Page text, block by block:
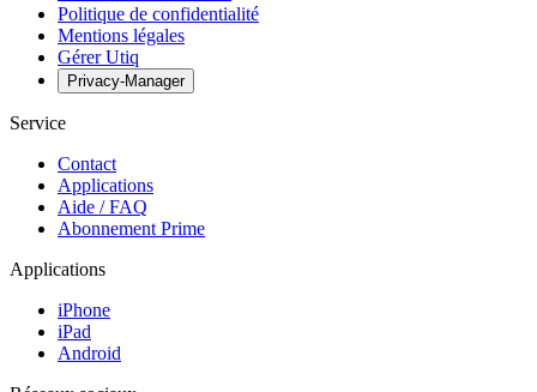
Politique de confidentialité
Mentions légales
Gérer Utiq
Privacy-Manager
Service
Contact
Applications
Aide / FAQ
Abonnement Prime
Applications
iPhone
iPad
Android